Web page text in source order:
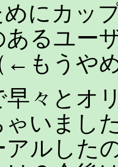
にカッ
あるユー
←もうや
々とオ
いまし
ルした